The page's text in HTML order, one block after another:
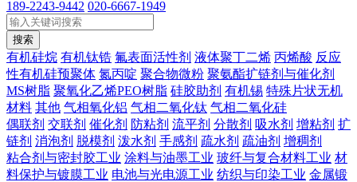
189-2243-9442 020-6667-1949
搜索
有机硅烷 有机钛锆 氟表面活性剂 液体聚丁二烯 丙烯酸 反应
性有机硅预聚体 氮丙啶 聚合物微粉 聚氨酯扩链剂与催化剂
MS树脂 聚氧化乙烯PEO树脂 硅胶助剂 有机锡 特殊片状无机
材料 其他 气相氧化铝 气相二氧化钛 气相二氧化硅
偶联剂 交联剂 催化剂 防粘剂 流平剂 分散剂 吸水剂 增粘剂 扩
链剂 消泡剂 脱模剂 泼水剂 手感剂 疏水剂 疏油剂 增稠剂
粘合剂与密封胶工业 涂料与油墨工业 玻纤与复合材料工业 材
料保护与镀膜工业 电池与光电源工业 纺织与印染工业 金属锻